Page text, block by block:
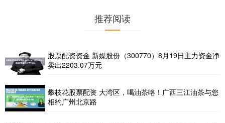
推荐阅读
股票配资资金 新媒股份（300770）8月19日主力资金净
卖出2203.07万元
攀枝花股票配资 大湾区，喝油茶咯！广西三江油茶与您
相约广州北京路